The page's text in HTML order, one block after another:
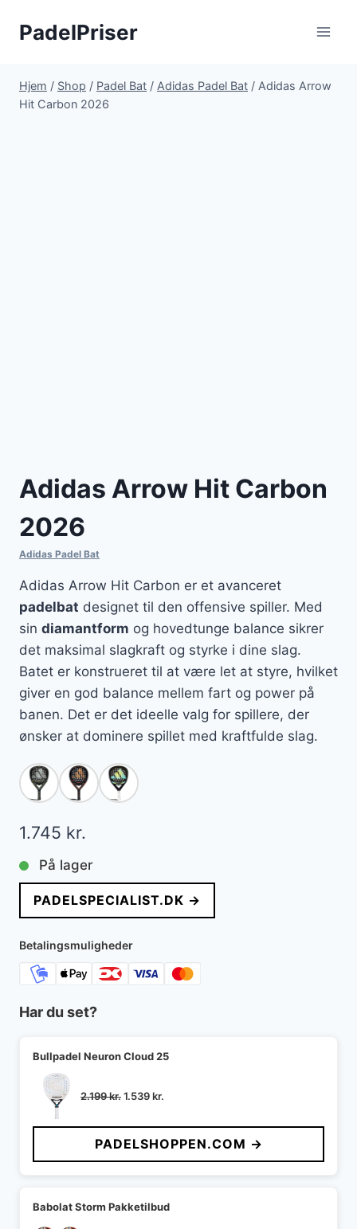
PadelPriser
Hjem / Shop / Padel Bat / Adidas Padel Bat / Adidas Arrow
Hit Carbon 2026
Adidas Arrow Hit Carbon
2026
Adidas Padel Bat
Adidas Arrow Hit Carbon er et avanceret
padelbat designet til den offensive spiller. Med
sin diamantform og hovedtunge balance sikrer
det maksimal slagkraft og styrke i dine slag.
Batet er konstrueret til at være let at styre, hvilket
giver en god balance mellem fart og power på
banen. Det er det ideelle valg for spillere, der
ønsker at dominere spillet med kraftfulde slag.
1.745 kr.
På lager
PADELSPECIALIST.DK →
Betalingsmuligheder
Har du set?
Bullpadel Neuron Cloud 25
2.199kr.Den
pris
var:
2.199 kr..
1.539kr.
pris
er:
1.539 kr..
PADELSHOPPEN.COM →
Babolat Storm Pakketilbud